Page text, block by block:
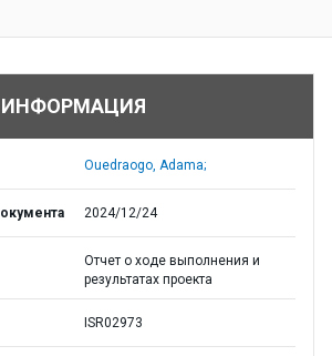
Ouedraogo, Adama;
2024/12/24
Отчет о ходе выполнения и
результатах проекта
ISR02973